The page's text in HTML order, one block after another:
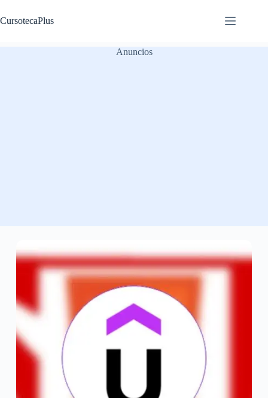
al
contenido
CursotecaPlus
Anuncios